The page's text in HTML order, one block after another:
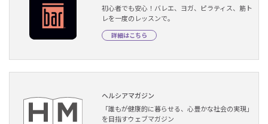
初心者でも安心！バレエ、ヨガ、ピラティス、筋ト
レを一度のレッスンで。
詳細はこちら
ヘルシアマガジン
「誰もが健康的に暮らせる、心豊かな社会の実現」
を目指すウェブマガジン